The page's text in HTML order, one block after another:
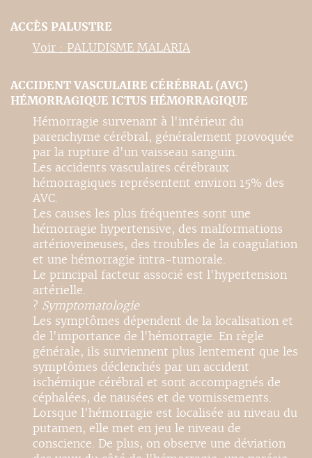
ACCÈS PALUSTRE
Voir : PALUDISME MALARIA
ACCIDENT VASCULAIRE CÉRÉBRAL (AVC)
HÉMORRAGIQUE ICTUS HÉMORRAGIQUE
Hémorragie survenant à l'intérieur du
parenchyme cérébral, généralement provoquée
par la rupture d'un vaisseau sanguin.
Les accidents vasculaires cérébraux
hémorragiques représentent environ 15% des
AVC.
Les causes les plus fréquentes sont une
hémorragie hypertensive, des malformations
artérioveineuses, des troubles de la coagulation
et une hémorragie intra-tumorale.
Le principal facteur associé est l'hypertension
artérielle.
? Symptomatologie
Les symptômes dépendent de la localisation et
de l'importance de l'hémorragie. En règle
générale, ils surviennent plus lentement que les
symptômes déclenchés par un accident
ischémique cérébral et sont accompagnés de
céphalées, de nausées et de vomissements.
Lorsque l'hémorragie est localisée au niveau du
putamen, elle met en jeu le niveau de
conscience. De plus, on observe une déviation